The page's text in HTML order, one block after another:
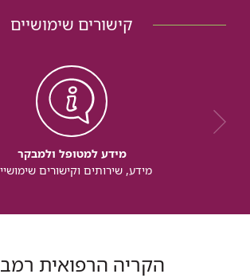
קישורים שימושיים
מידע למטופל ולמבקר
מידע, שירותים וקישורים
הקריה הרפואית